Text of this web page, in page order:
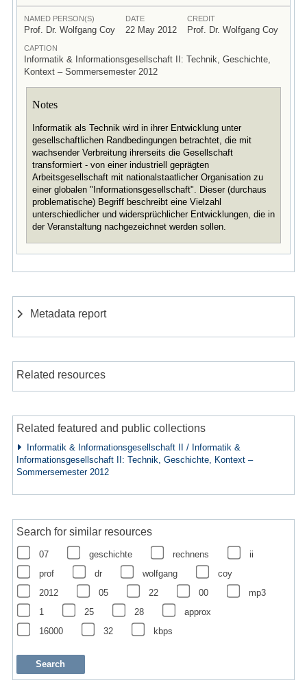
NAMED PERSON(S)
Prof. Dr. Wolfgang Coy
DATE
22 May 2012
CREDIT
Prof. Dr. Wolfgang Coy
CAPTION
Informatik & Informationsgesellschaft II: Technik, Geschichte,
Kontext – Sommersemester 2012
Notes
Informatik als Technik wird in ihrer Entwicklung unter
gesellschaftlichen Randbedingungen betrachtet, die mit
wachsender Verbreitung ihrerseits die Gesellschaft
transformiert - von einer industriell geprägten
Arbeitsgesellschaft mit nationalstaatlicher Organisation zu
einer globalen "Informationsgesellschaft". Dieser (durchaus
problematische) Begriff beschreibt eine Vielzahl
unterschiedlicher und widersprüchlicher Entwicklungen, die in
der Veranstaltung nachgezeichnet werden sollen.
Metadata report
Related resources
Related featured and public collections
Informatik & Informationsgesellschaft II / Informatik &
Informationsgesellschaft II: Technik, Geschichte, Kontext –
Sommersemester 2012
Search for similar resources
07 geschichte rechnens
ii
prof
dr wolfgang
coy
2012
05 22 00
mp3
1
25 28
approx
16000
32 kbps